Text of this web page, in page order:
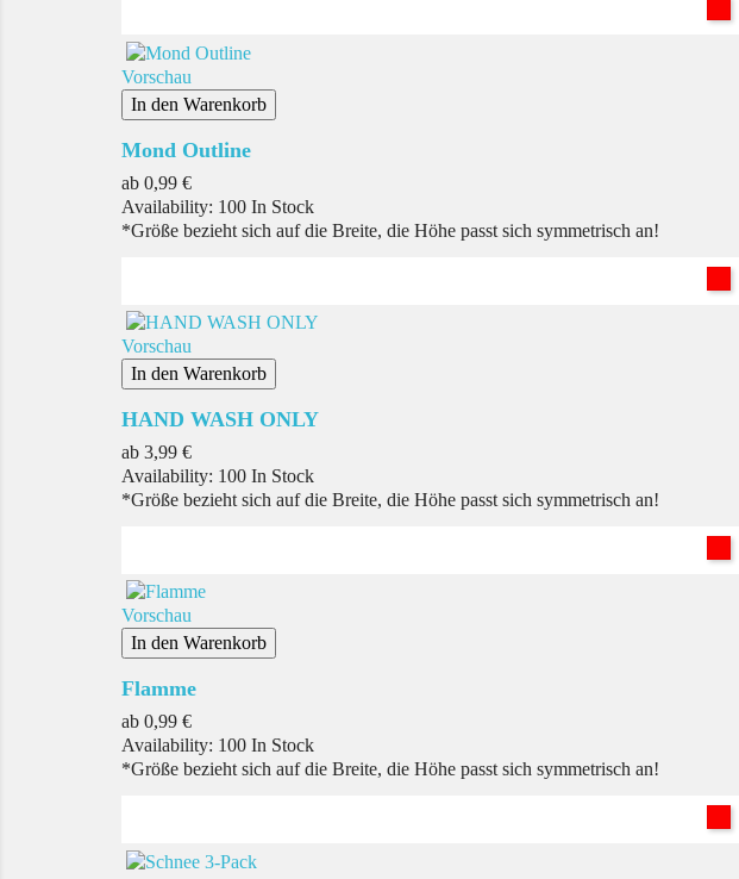
Vorschau
In den Warenkorb
Mond Outline
ab Preis
0,99 €
Availability: 100 In Stock
*Größe bezieht sich auf die Breite, die Höhe passt sich symmetrisch an!
Vorschau
In den Warenkorb
HAND WASH ONLY
ab Preis
3,99 €
Availability: 100 In Stock
*Größe bezieht sich auf die Breite, die Höhe passt sich symmetrisch an!
Vorschau
In den Warenkorb
Flamme
ab Preis
0,99 €
Availability: 100 In Stock
*Größe bezieht sich auf die Breite, die Höhe passt sich symmetrisch an!